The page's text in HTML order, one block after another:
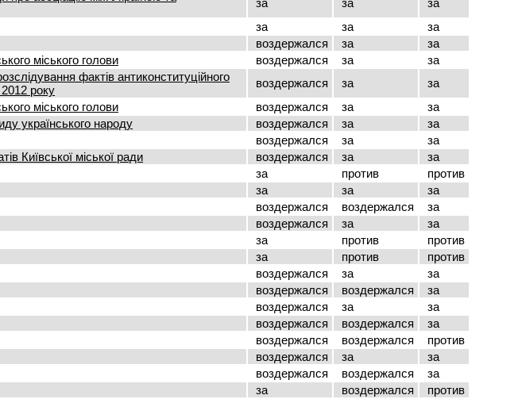
за за
за
за за
за
воздержался за
за
міського голови воздержался за
за
фактів антиконституційного
року
воздержался за
за
міського голови воздержался за
за
українського народу воздержался за
за
воздержался за
за
Київської міської ради воздержался за
за
за против
против
за за
за
воздержался воздержался
за
воздержался за
за
за против
против
за против
против
воздержался за
за
воздержался воздержался
за
воздержался за
за
воздержался воздержался
за
воздержался воздержался
против
воздержался за
за
воздержался воздержался
за
за воздержался
против